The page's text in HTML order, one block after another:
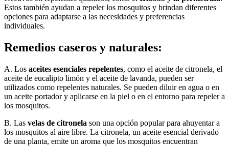
Estos también ayudan a repeler los mosquitos y brindan diferentes
opciones para adaptarse a las necesidades y preferencias
individuales.
Remedios caseros y naturales:
A. Los aceites esenciales repelentes, como el aceite de citronela, el
aceite de eucalipto limón y el aceite de lavanda, pueden ser
utilizados como repelentes naturales. Se pueden diluir en agua o en
un aceite portador y aplicarse en la piel o en el entorno para repeler a
los mosquitos.
B. Las velas de citronela son una opción popular para ahuyentar a
los mosquitos al aire libre. La citronela, un aceite esencial derivado
de una planta, emite un aroma que los mosquitos encuentran